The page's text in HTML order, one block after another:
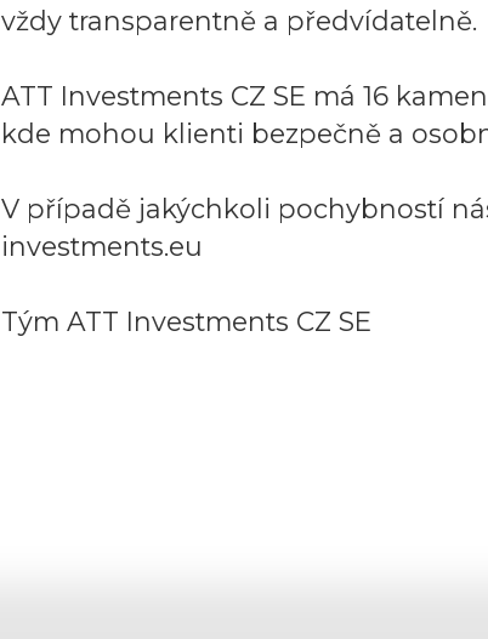
vždy transparentně a předvídatelně.
ATT Investments CZ SE má 16
kde mohou klienti bezpečně a
V případě jakýchkoli pochybností
investments.eu
Tým ATT Investments CZ SE